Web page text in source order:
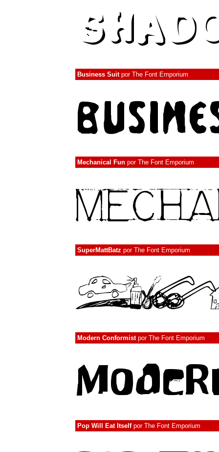
Business Suitpor The Font Emporium
Mechanical Fun por The Font Emporium
SuperMattBatz por The Font Emporium
Modern Conformistpor The Font Emporium
Pop Will Eat Itselfpor The Font Emporium